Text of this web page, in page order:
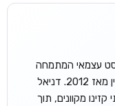
עצמאי המתמחה
בשוק ההימורים האונליין מאז 2012. דניאל
מ-120 בתי קזינו מקוונים, תוך